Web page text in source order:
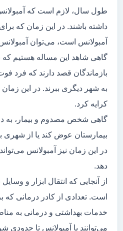
طول سال، لازم است که
داشته باشند. در این زمان که
آمبولانس است، می‌توان
گاهی شاهد این مساله هستیم
بازماندگان قصد دارند که فرد
به شهر دیگری ببرند. در این زمان
کرایه کرد.
گاهی شخص مصدوم و بیمار، به
بیمارستان عوض کند یا از شهری
در این زمان نیز آمبولانس
دهد.
از آنجایی که انتقال ابزار و
است. تعدادی از کادر درمانی که
خدمات بهداشتی و درمانی به
می‌توانند با آمبولانس تا حدودی